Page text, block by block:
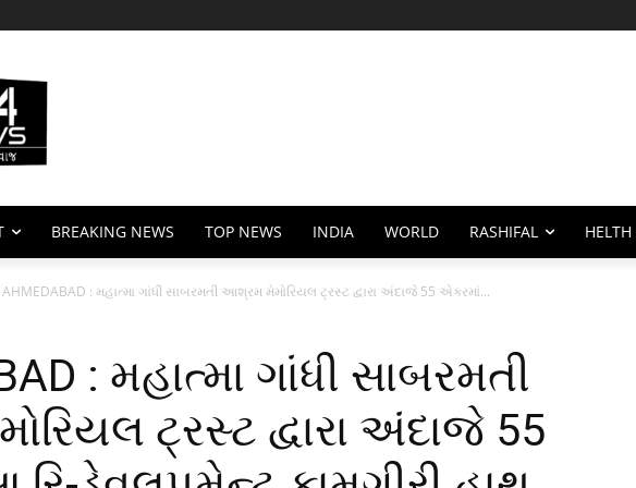
BREAKING NEWS TOP NEWS INDIA WORLD RASHIFAL HELTH
AHMEDABAD : મહાત્મા ગાંધી સાબરમતી આશ્રમ મેમોરિયલ ટ્રસ્ટ દ્વારા અંદાજે 55 એકરમાં...
: મહાત્મા ગાંધી સાબરમતી
ટ્રસ્ટ દ્વારા અંદાજે 55